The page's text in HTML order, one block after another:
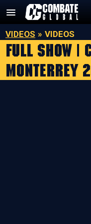
contenido
VIDEOS » VIDEOS
Full Show |
Monterrey